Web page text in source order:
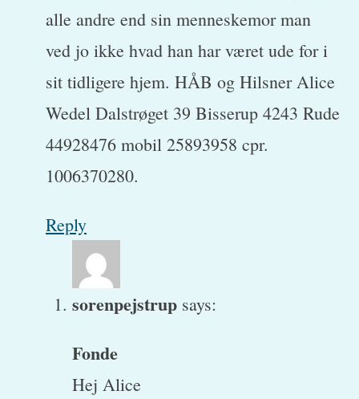
alle andre end sin menneskemor man
ved jo ikke hvad han har været ude for i
sit tidligere hjem. HÅB og Hilsner Alice
Wedel Dalstrøget 39 Bisserup 4243 Rude
44928476 mobil 25893958 cpr.
1006370280.
Reply
sorenpejstrup says:
Fonde
Hej Alice